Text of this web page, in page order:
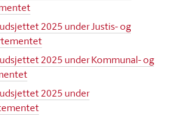
2025 under Justis- og
2025 under Kommunal- og
2025 under